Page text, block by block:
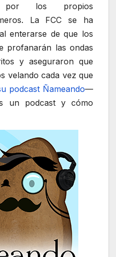
por los propios
La FCC se ha
enterarse de que los
profanarán las ondas
y aseguraron que
velando cada vez que
podcast Ñameando—
un podcast y cómo